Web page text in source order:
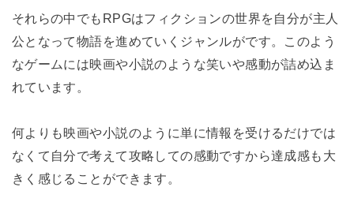
それらの中でもRPGはフィクションの世界を自分が主人
公となって物語を進めていくジャンルがです。このよう
なゲームには映画や小説のような笑いや感動が詰め込ま
れています。
何よりも映画や小説のように単に情報を受けるだけでは
なくて自分で考えて攻略しての感動ですから達成感も大
きく感じることができます。